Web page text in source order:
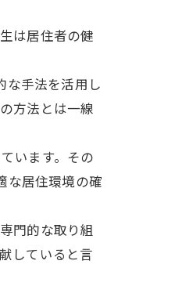
は居住者の健
な手法を活用し
方法とは一線
います。その
な居住環境の確
門的な取り組
していると言